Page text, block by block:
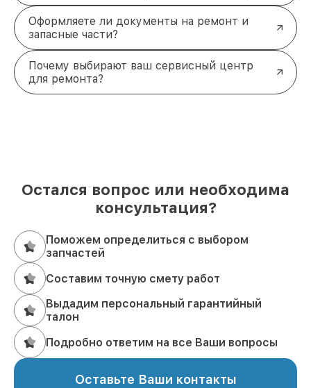
Оформляете ли документы на ремонт и
запасные части?
Почему выбирают ваш сервисный центр
для ремонта?
Остался вопрос или необходима
консультация?
Поможем определиться с выбором
запчастей
Составим точную смету работ
Выдадим персональный гарантийный
талон
Подробно ответим на все Ваши вопросы
Оставьте Ваши контакты